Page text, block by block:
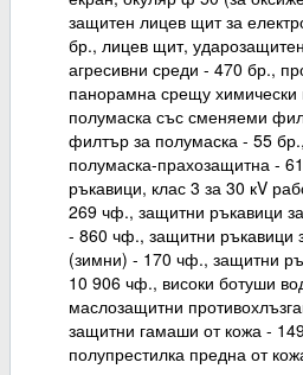
защитен лицев щит за
бр., лицев щит,
агресивни среди - 470 бр.,
панорамна срещу химически
полумаска със сменяеми
филтър за полумаска - 55
полумаска-прахозащитна -
ръкавици, клас 3 за 30 кV
269 чф., защитни ръкавици
- 860 чф., защитни ръкавици
(зимни) - 170 чф., защитни
10 906 чф., високи ботуши
маслозащитни
защитни гамаши от кожа -
полупрестилка предна от